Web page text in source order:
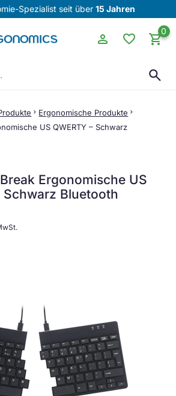
Spezialist seit über 15 Jahren
search
person favorite 0
shopping_cart
chevron_right Ergonomische Produkte chevron_right
US QWERTY – Schwarz
Ergonomische US
Schwarz Bluetooth